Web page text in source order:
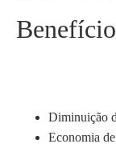
Diminuição
Economia